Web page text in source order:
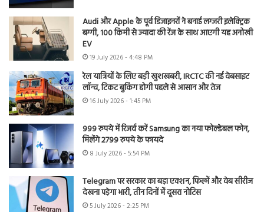
Audi और Apple के पूर्व डिजाइनरों ने बनाई लग्जरी इलेक्ट्रिक
बग्गी, 100 किमी से ज्यादा की रेंज के साथ आएगी यह अनोखी
EV
19 July 2026 - 4:48 PM
रेल यात्रियों के लिए बड़ी खुशखबरी, IRCTC की नई वेबसाइट
लॉन्च, टिकट बुकिंग होगी पहले से आसान और तेज
16 July 2026 - 1:45 PM
999 रुपये में रिजर्व करें Samsung का नया फोल्डेबल फोन,
मिलेंगे 2799 रुपये के फायदे
8 July 2026 - 5:54 PM
Telegram पर सरकार का बड़ा एक्शन, फिल्में और वेब सीरीज
देखना पड़ेगा भारी, तीन दिनों में दूसरा नोटिस
5 July 2026 - 2:25 PM